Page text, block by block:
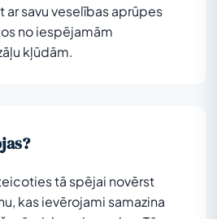
ar savu veselības aprūpes
no iespējamām
kļūdām.
tā spējai novērst
kas ievērojami samazina